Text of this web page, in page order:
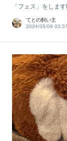
「フェス」をしま
てとの飼い主
2024/05/09